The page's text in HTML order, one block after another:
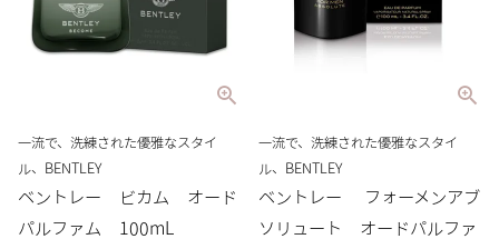
一流で、洗練された優雅なスタイ
ル、BENTLEY
ベントレー ビカム オード
パルファム 100mL
一流で、洗練された優雅なスタイ
ル、BENTLEY
ベントレー フォーメンアブ
ソリュート オードパルファ